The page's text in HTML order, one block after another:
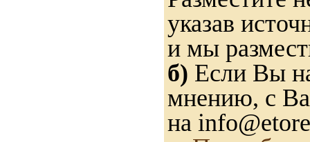
указав
и мы
б) Если Вы
мнению, с
на